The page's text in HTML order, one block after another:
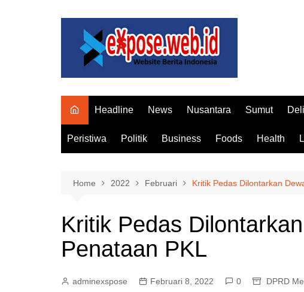
Headline News Nusantara Sumut
Peristiwa Politik Business Foods Health
Home 2022 Februari Kritik Pedas Dilontarkan
Kritik Pedas
Penataan PKL
adminexspose Februari 8, 2022 0 DPRD